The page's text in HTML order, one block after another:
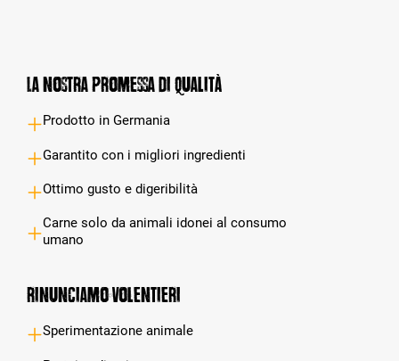
La nostra promessa di qualità
Prodotto in Germania
Garantito con i migliori ingredienti
Ottimo gusto e digeribilità
Carne solo da animali idonei al consumo
umano
Rinunciamo volentieri
Sperimentazione animale